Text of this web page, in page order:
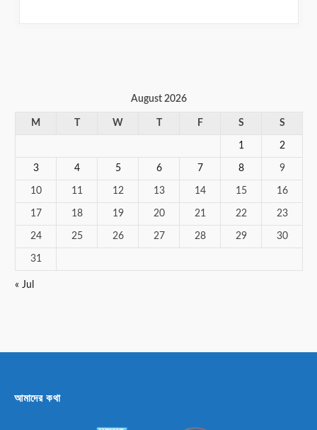
August 2026
M W F S S
1 2
3 4 5 6 7 8 9
10 11 12 13 14 15 16
17 18 19 20 21 22 23
24 25 26 27 28 29 30
31
« Jul
আমাদের কথা